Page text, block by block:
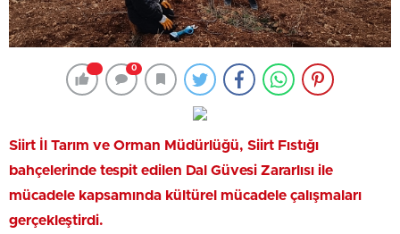
0
Siirt İl Tarım ve Orman Müdürlüğü, Siirt Fıstığı
bahçelerinde tespit edilen Dal Güvesi Zararlısı ile
mücadele kapsamında kültürel mücadele çalışmaları
gerçekleştirdi.